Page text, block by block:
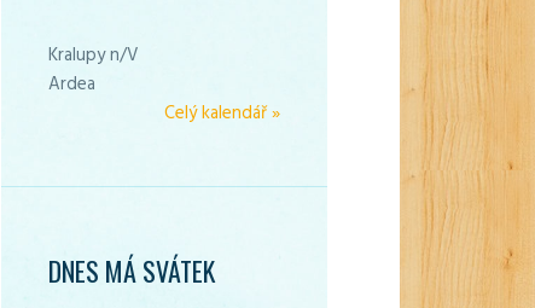
Kralupy n/V
Ardea
Celý kalendář »
DNES MÁ SVÁTEK